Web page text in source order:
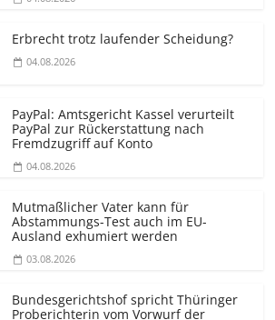
Erbrecht trotz laufender Scheidung?
04.08.2026
PayPal: Amtsgericht Kassel verurteilt
PayPal zur Rückerstattung nach
Fremdzugriff auf Konto
04.08.2026
Mutmaßlicher Vater kann für
Abstammungs-Test auch im EU-
Ausland exhumiert werden
03.08.2026
Bundesgerichtshof spricht Thüringer
Proberichterin vom Vorwurf der